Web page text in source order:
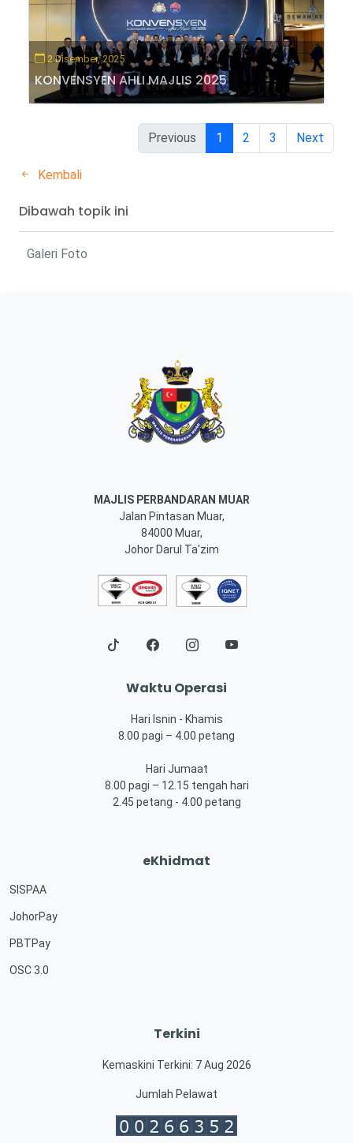
2 Disember, 2025
KONVENSYEN AHLI MAJLIS 2025
Previous 1 2 3 Next
Kembali
Dibawah topik ini
Galeri Foto
MAJLIS PERBANDARAN MUAR
Jalan Pintasan Muar,
84000 Muar,
Johor Darul Ta'zim
Waktu Operasi
Hari Isnin - Khamis
8.00 pagi – 4.00 petang
Hari Jumaat
8.00 pagi – 12.15 tengah hari
2.45 petang - 4.00 petang
eKhidmat
SISPAA
JohorPay
PBTPay
OSC 3.0
Terkini
Kemaskini Terkini: 7 Aug 2026
Jumlah Pelawat